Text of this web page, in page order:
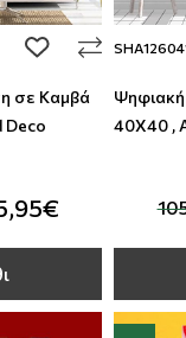
add to wishlist
σε Καμβά
Deco
40Χ40 ,